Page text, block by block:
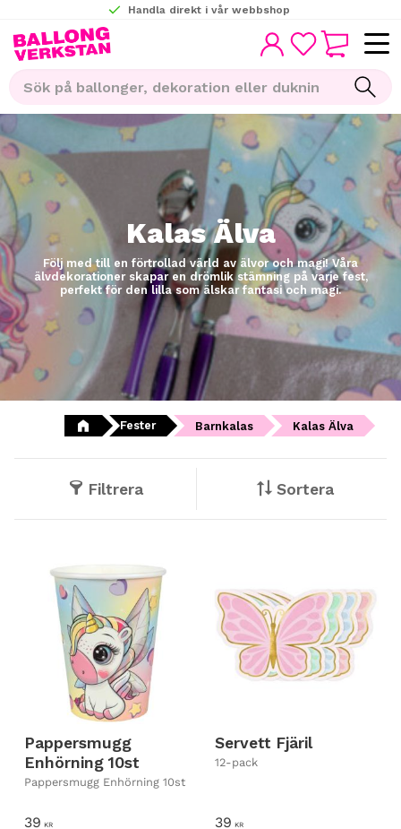
Meny
Handla direkt i vår webbshop
FAVORITER
KUNDVAGN
Fester Barnkalas Kalas Älva
Kalas Älva
Följ med till en förtrollad värld av älvor och magi! Våra
älvdekorationer skapar en drömlik stämning på varje fest,
perfekt för den lilla som älskar fantasi och magi.
Filtrera Sortera
Pappersmugg
Enhörning 10st
Pappersmugg Enhörning 10st
39 KR
Servett Fjäril
12-pack
39 KR